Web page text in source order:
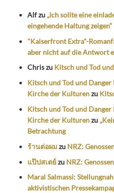
Alfzu „Ich sollte eine
eingehende Haltung zeigen“
"Kaiserfront Extra"-
aber nicht auf die Antwort
Chriszu Kitsch und Tod
Kitsch und Tod und
Kirche der Kulturenzu
Kitsch und Tod und
Kirche der Kulturenzu
Betrachtung
ร้านต่อผมzu NRZ:
แป๊ปสเตย์zu NRZ:
Maral Salmassi:
aktivistischen